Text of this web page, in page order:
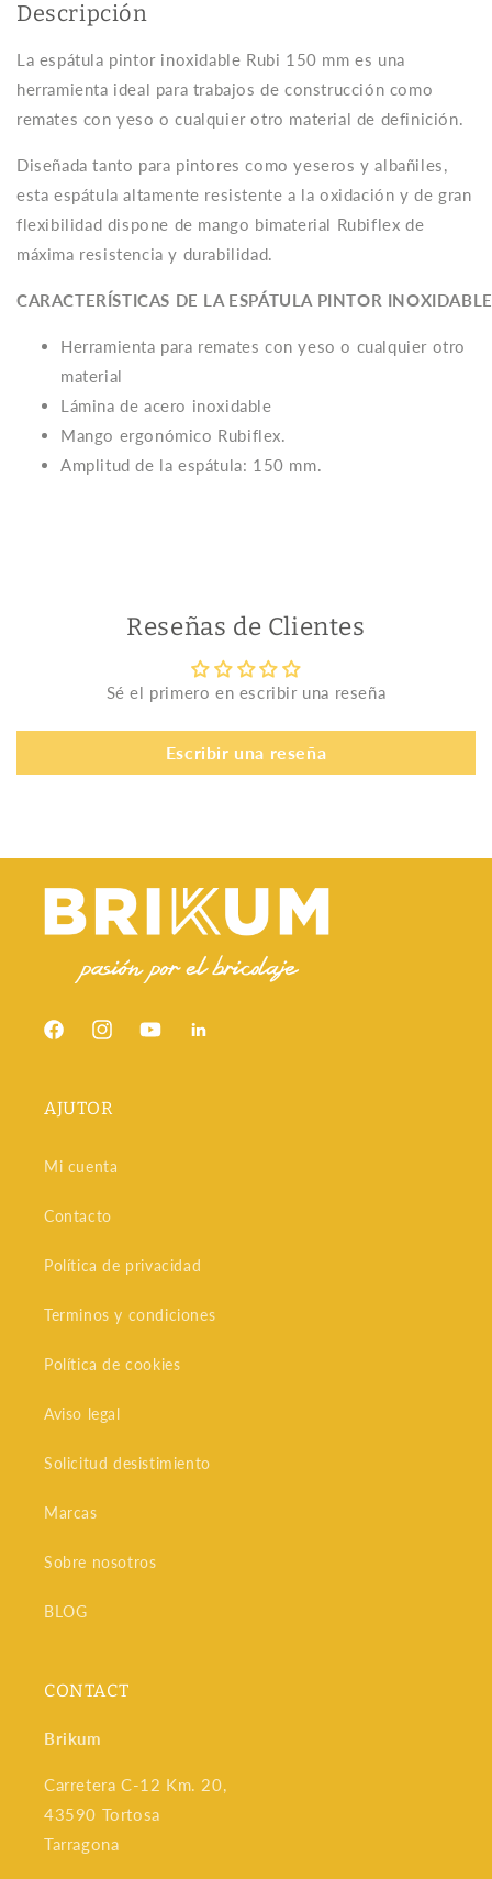
Descripción
La espátula pintor inoxidable Rubi 150 mm es una
herramienta ideal para trabajos de construcción como
remates con yeso o cualquier otro material de definición.
Diseñada tanto para pintores como yeseros y albañiles,
esta espátula altamente resistente a la oxidación y de gran
flexibilidad dispone de mango bimaterial Rubiflex de
máxima resistencia y durabilidad.
CARACTERÍSTICAS DE LA ESPÁTULA PINTOR
Herramienta para remates con yeso o cualquier otro
material
Lámina de acero inoxidable
Mango ergonómico Rubiflex.
Amplitud de la espátula: 150 mm.
Reseñas de Clientes
Sé el primero en escribir una reseña
Escribir una reseña
FacebookInstagramYouTubeSnapchat
AJUTOR
Mi cuenta
Contacto
Política de privacidad
Terminos y condiciones
Política de cookies
Aviso legal
Solicitud desistimiento
Marcas
Sobre nosotros
BLOG
CONTACT
Brikum
Carretera C-12 Km. 20,
43590 Tortosa
Tarragona